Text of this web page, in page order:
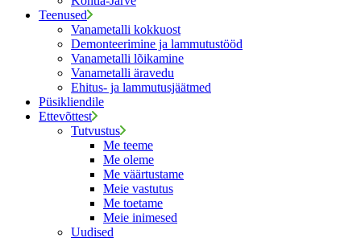
Teenused
Vanametalli kokkuost
Demonteerimine ja lammutustööd
Vanametalli lõikamine
Vanametalli äravedu
Ehitus- ja lammutusjäätmed
Püsikliendile
Ettevõttest
Tutvustus
Me teeme
Me oleme
Me väärtustame
Meie vastutus
Me toetame
Meie inimesed
Uudised